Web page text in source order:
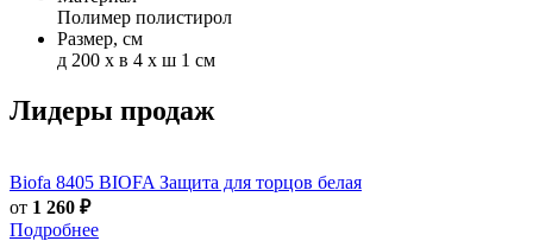
Полимер полистирол
Размер, см
д 200 x в 4 x ш 1 см
Лидеры продаж
Biofa 8405 BIOFA Защита для торцов белая
от 1 260 ₽
Подробнее